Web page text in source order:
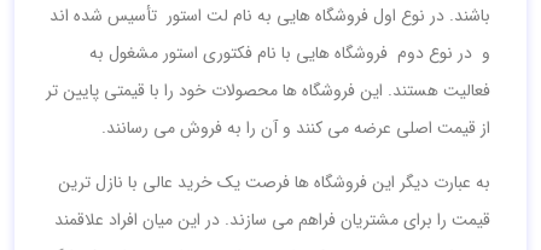
باشند. در نوع اول فروشگاه هایی به نام لت استور تأسیس شده اند
و در نوع دوم فروشگاه هایی با نام فکتوری استور مشغول به
فعالیت هستند. این فروشگاه ها محصولات خود را با قیمتی پایین تر
از قیمت اصلی عرضه می کنند و آن را به فروش می رسانند.
به عبارت دیگر این فروشگاه ها فرصت یک خرید عالی با نازل ترین
قیمت را برای مشتریان فراهم می سازند. در این میان افراد علاقمند